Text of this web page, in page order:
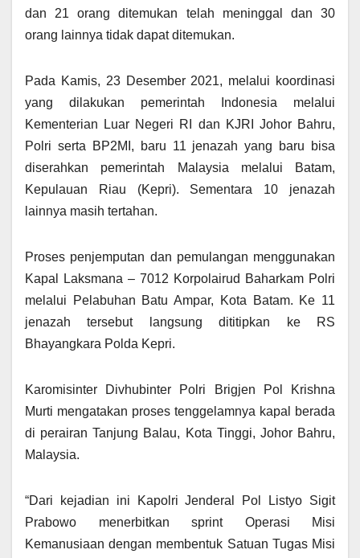
dan 21 orang ditemukan telah meninggal dan 30
orang lainnya tidak dapat ditemukan.
Pada Kamis, 23 Desember 2021, melalui koordinasi
yang dilakukan pemerintah Indonesia melalui
Kementerian Luar Negeri RI dan KJRI Johor Bahru,
Polri serta BP2MI, baru 11 jenazah yang baru bisa
diserahkan pemerintah Malaysia melalui Batam,
Kepulauan Riau (Kepri). Sementara 10 jenazah
lainnya masih tertahan.
Proses penjemputan dan pemulangan menggunakan
Kapal Laksmana – 7012 Korpolairud Baharkam Polri
melalui Pelabuhan Batu Ampar, Kota Batam. Ke 11
jenazah tersebut langsung dititipkan ke RS
Bhayangkara Polda Kepri.
Karomisinter Divhubinter Polri Brigjen Pol Krishna
Murti mengatakan proses tenggelamnya kapal berada
di perairan Tanjung Balau, Kota Tinggi, Johor Bahru,
Malaysia.
“Dari kejadian ini Kapolri Jenderal Pol Listyo Sigit
Prabowo menerbitkan sprint Operasi Misi
Kemanusiaan dengan membentuk Satuan Tugas Misi